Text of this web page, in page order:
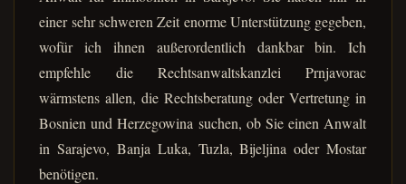
einer sehr schweren Zeit enorme Unterstützung gegeben,
wofür ich ihnen außerordentlich dankbar bin. Ich
empfehle die Rechtsanwaltskanzlei Prnjavorac
wärmstens allen, die Rechtsberatung oder Vertretung in
Bosnien und Herzegowina suchen, ob Sie einen Anwalt
in Sarajevo, Banja Luka, Tuzla, Bijeljina oder Mostar
benötigen.